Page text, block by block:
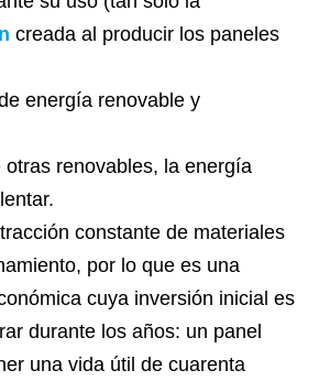
creada al producir los paneles
energía renovable y
otras renovables, la energía
constante de materiales
por lo que es una
cuya inversión inicial es
durante los años: un panel
una vida útil de cuarenta